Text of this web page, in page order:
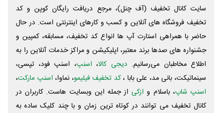
سایت کانال تخفیف (آف چنل)، مرجع دریافت رایگان کوپن و کد
تخفیف فروشگاه های آنلاین و کسب و‌ کارهای اینترنتی است. در حال
حاضر با همراهی استارت آپ ها انواع کد تخفیف، مسابقه، کمپین و
جشنواره های صدها برند معتبر، اپلیکیشن و مراکز خدمات آنلاین را به
اطلاع مخاطبان می‌رسانیم. دیجی کالا، اسنپ، اسنپ فود، تپسی،
سینماتیکت، بانی مد، علی‌ بابا ،کد تخفیف فیلیمو، نماوا، اسنپ مارکت،
اسنپ شاپ، باسلام و ازکی از جمله این وبسایت ‌هاست. کاربران در
کانال تخفیف می توانند در کوتاه ترین زمان و با چند کلیک ساده به